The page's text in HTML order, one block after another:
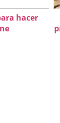
hacer